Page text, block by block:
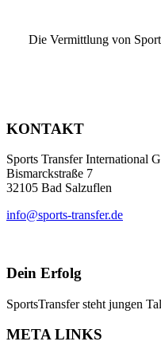
Die Vermittlung von
KONTAKT
Sports Transfer International
Bismarckstraße 7
32105 Bad Salzuflen
info@sports-transfer.de
Dein Erfolg
SportsTransfer steht jungen
META LINKS